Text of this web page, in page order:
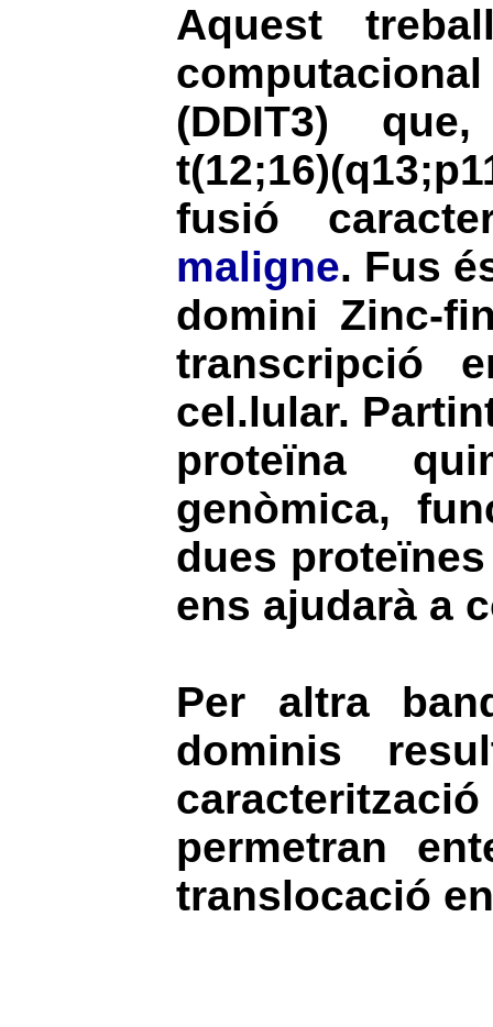
Aquest
(DDIT3)
fusió
maligne. Fus
domini Zinc-
transcripció
cel.lular.
proteïna
genòmica,
dues
ens ajudarà a
Per altra
dominis
permetran
translocació